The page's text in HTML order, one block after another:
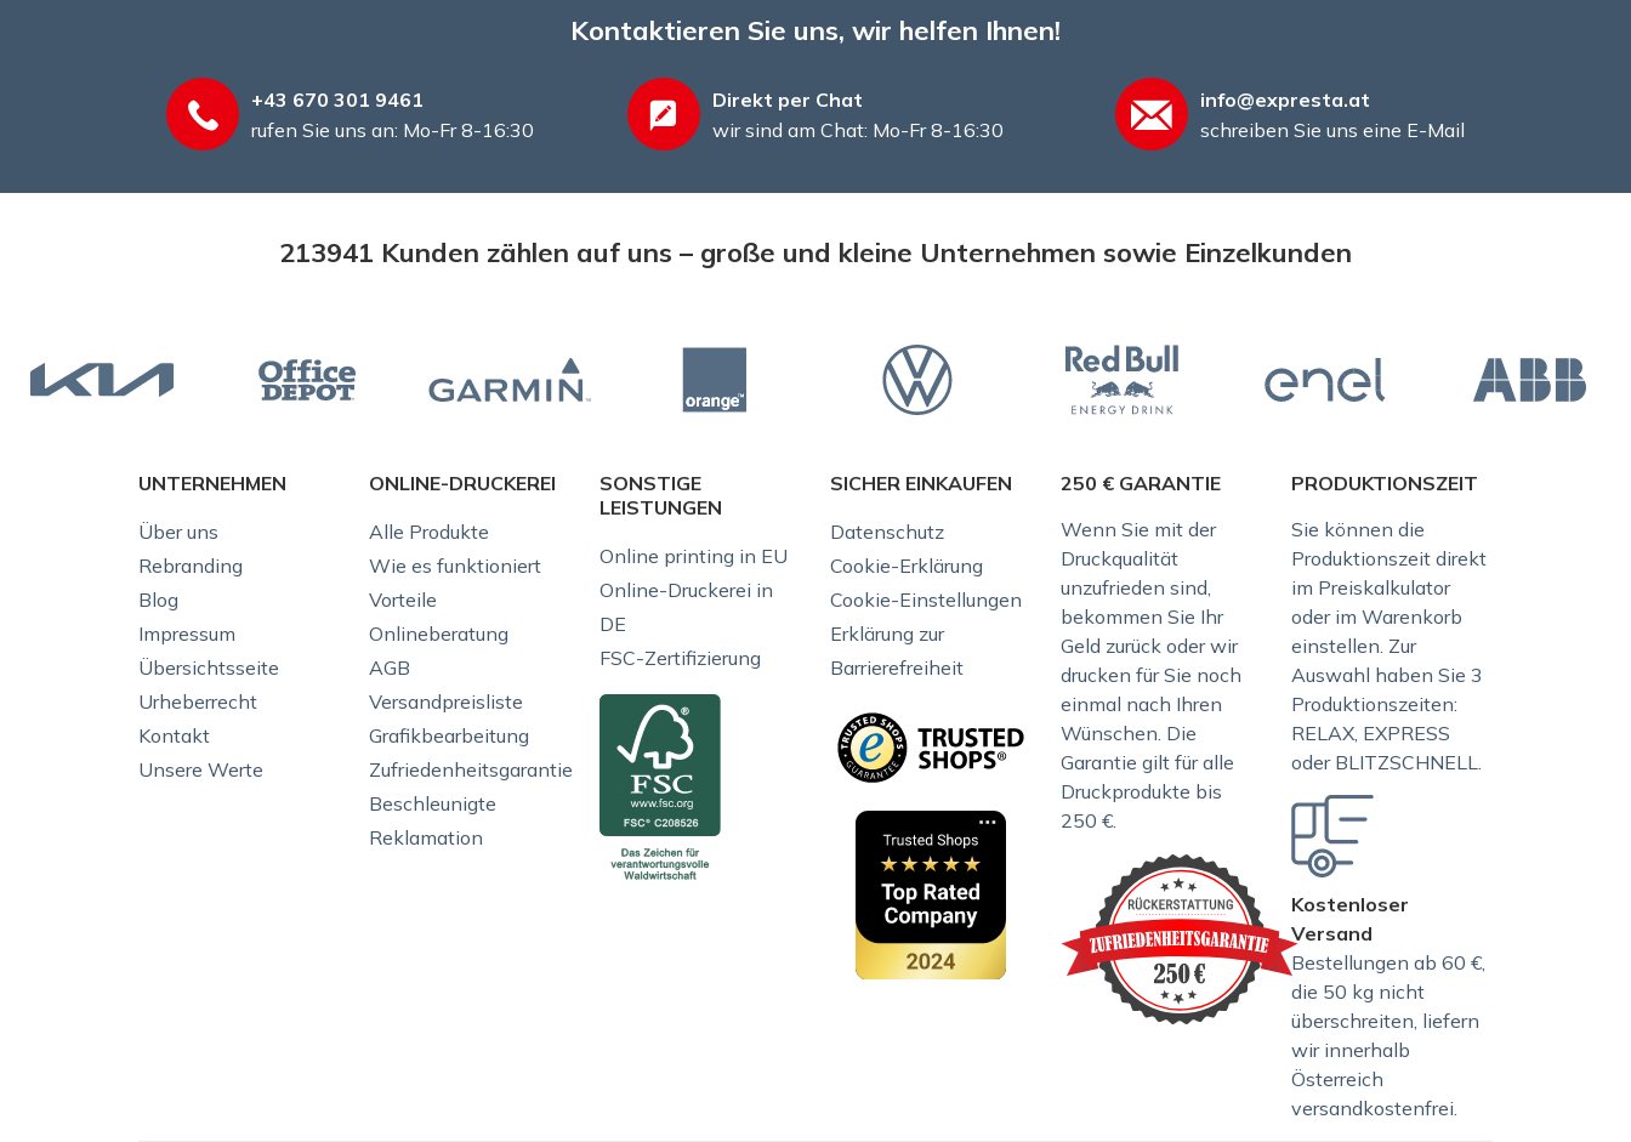
Kontaktieren Sie uns, wir helfen Ihnen!
+43 670 301 9461
rufen Sie uns an: Mo-Fr 8-16:30
Direkt per Chat
wir sind am Chat: Mo-Fr 8-16:30
info@expresta.at
schreiben Sie uns eine E-Mail
213941 Kunden zählen auf uns – große und kleine Unternehmen sowie Einzelkunden
UNTERNEHMEN
Über uns
Rebranding
Blog
Impressum
Übersichtsseite
Urheberrecht
Kontakt
Unsere Werte
ONLINE-DRUCKEREI
Alle Produkte
Wie es funktioniert
Vorteile
Onlineberatung
AGB
Versandpreisliste
Grafikbearbeitung
Zufriedenheitsgarantie
Beschleunigte
Reklamation
SONSTIGE
LEISTUNGEN
Online printing in EU
Online-Druckerei in
DE
FSC-Zertifizierung
SICHER EINKAUFEN
Datenschutz
Cookie-Erklärung
Cookie-Einstellungen
Erklärung zur
Barrierefreiheit
250 € GARANTIE
Wenn Sie mit der
Druckqualität
unzufrieden sind,
bekommen Sie Ihr
Geld zurück oder wir
drucken für Sie noch
einmal nach Ihren
Wünschen. Die
Garantie gilt für alle
Druckprodukte bis
250 €.
PRODUKTIONSZEIT
Sie können die
Produktionszeit direkt
im Preiskalkulator
oder im Warenkorb
einstellen. Zur
Auswahl haben Sie 3
Produktionszeiten:
RELAX, EXPRESS
oder BLITZSCHNELL.
Kostenloser
Versand
Bestellungen ab 60 €,
die 50 kg nicht
überschreiten, liefern
wir innerhalb
Österreich
versandkostenfrei.